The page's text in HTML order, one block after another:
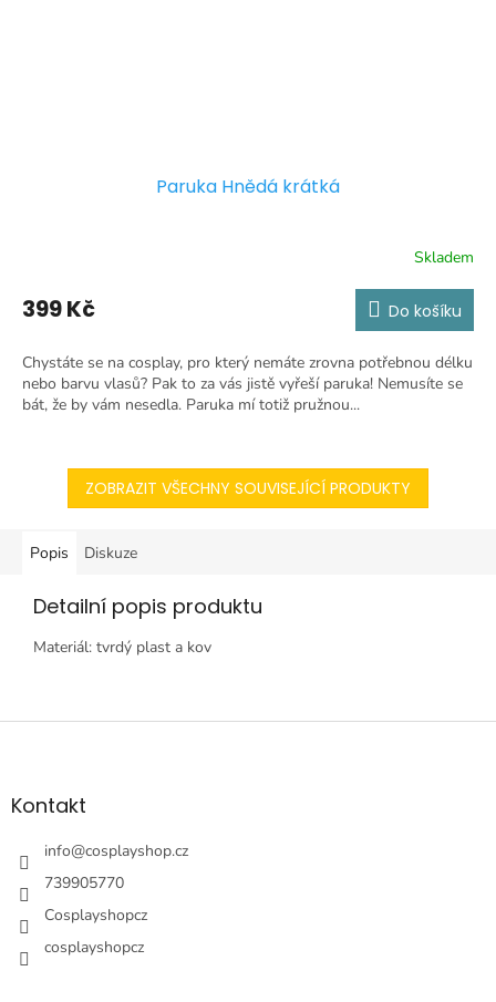
Paruka Hnědá krátká
Skladem
399 Kč Do košíku
Chystáte se na cosplay, pro který nemáte zrovna potřebnou délku
nebo barvu vlasů? Pak to za vás jistě vyřeší paruka! Nemusíte se
bát, že by vám nesedla. Paruka mí totiž pružnou...
ZOBRAZIT VŠECHNY SOUVISEJÍCÍ PRODUKTY
Popis Diskuze
Detailní popis produktu
Materiál: tvrdý plast a kov
Z
aKontakt
info@cosplayshop.cz
739905770
Cosplayshopcz
cosplayshopcz